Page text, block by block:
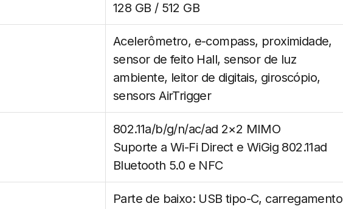
128 GB / 512 GB
Acelerômetro, e-compass, proximidade,
sensor de feito Hall, sensor de luz
ambiente, leitor de digitais, giroscópio,
sensors AirTrigger
802.11a/b/g/n/ac/ad 2×2 MIMO
Suporte a Wi-Fi Direct e WiGig 802.11ad
Bluetooth 5.0 e NFC
Parte de baixo: USB tipo-C, carregamento